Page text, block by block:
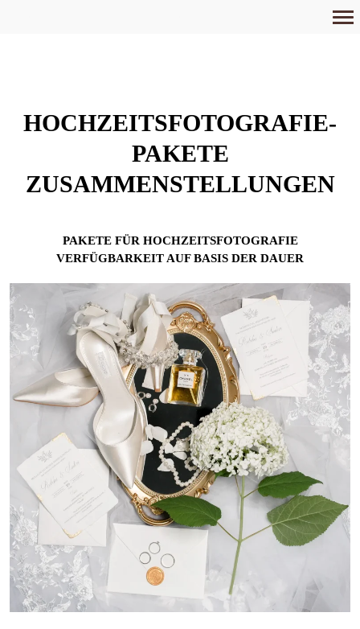
HOCHZEITSFOTOGRAFIE-
PAKETE
ZUSAMMENSTELLUNGEN
PAKETE FÜR HOCHZEITSFOTOGRAFIE
VERFÜGBARKEIT AUF BASIS DER DAUER